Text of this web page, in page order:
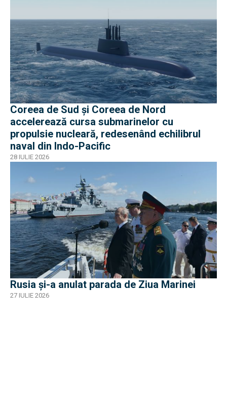
Coreea de Sud și Coreea de Nord
accelerează cursa submarinelor cu
propulsie nucleară, redesenând echilibrul
naval din Indo-Pacific
28 IULIE 2026
Rusia și-a anulat parada de Ziua Marinei
27 IULIE 2026